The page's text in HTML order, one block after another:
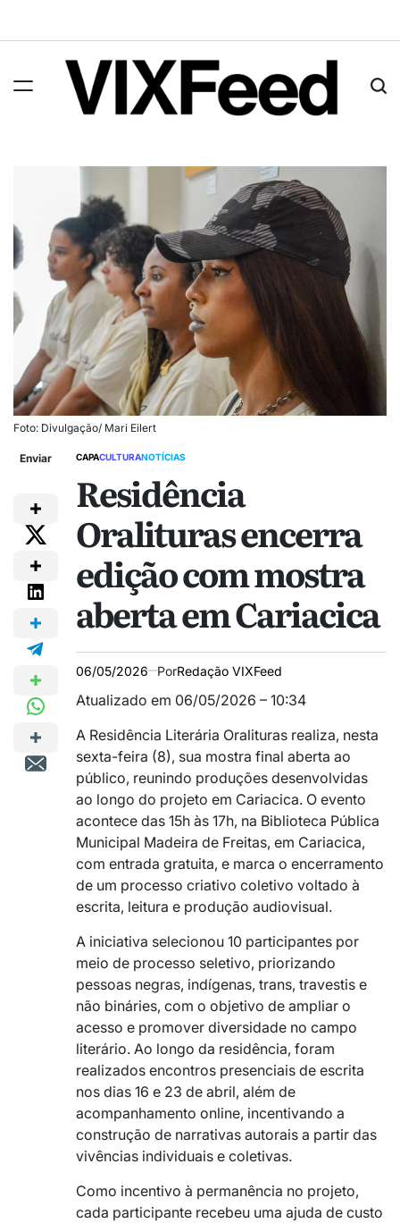
Foto: Divulgação/ Mari Eilert
Enviar CAPACULTURANOTÍCIAS
Residência
Oralituras encerra
edição com mostra
aberta em Cariacica
06/05/2026 PorRedação VIXFeed
Atualizado em 06/05/2026 – 10:34
A Residência Literária Oralituras realiza, nesta
sexta-feira (8), sua mostra final aberta ao
público, reunindo produções desenvolvidas
ao longo do projeto em Cariacica. O evento
acontece das 15h às 17h, na Biblioteca Pública
Municipal Madeira de Freitas, em Cariacica,
com entrada gratuita, e marca o encerramento
de um processo criativo coletivo voltado à
escrita, leitura e produção audiovisual.
A iniciativa selecionou 10 participantes por
meio de processo seletivo, priorizando
pessoas negras, indígenas, trans, travestis e
não bináries, com o objetivo de ampliar o
acesso e promover diversidade no campo
literário. Ao longo da residência, foram
realizados encontros presenciais de escrita
nos dias 16 e 23 de abril, além de
acompanhamento online, incentivando a
construção de narrativas autorais a partir das
vivências individuais e coletivas.
Como incentivo à permanência no projeto,
cada participante recebeu uma ajuda de custo